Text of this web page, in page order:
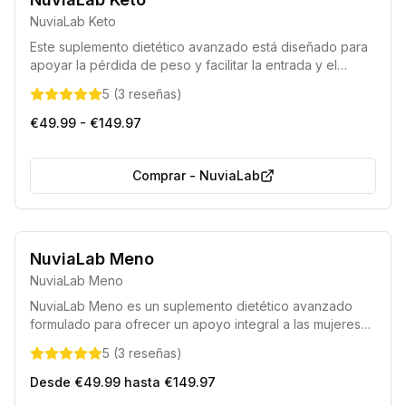
Elaborado con componentes completamente naturales.
NuviaLab Keto
Este suplemento dietético avanzado está diseñado para
apoyar la pérdida de peso y facilitar la entrada y el
ingredientes naturales, ayuda a controlar el apetito,
acelera el metabolismo y la quema de grasas, a la vez
los resultados.
5 (3 reseñas)
€49.99 - €149.97
Comprar- NuviaLab
Libre de organismos modificados genéticamente (GMO).
Completamente natural.
NuviaLab Meno
NuviaLab Meno
NuviaLab Meno es un suplemento dietético avanzado
formulado para ofrecer un apoyo integral a las mujeres
ayuda a mitigar los síntomas más comunes de esta etapa,
restaurando la vitalidad y mejorando el bienestar general.
5 (3 reseñas)
Desde €49.99 hasta €149.97